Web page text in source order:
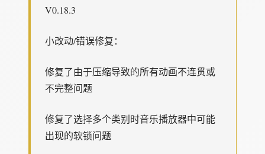
V0.18.3
小改动/错误修复：
修复了由于压缩导致的所有动画不连贯或
不完整问题
修复了选择多个类别时音乐播放器中可能
出现的软锁问题